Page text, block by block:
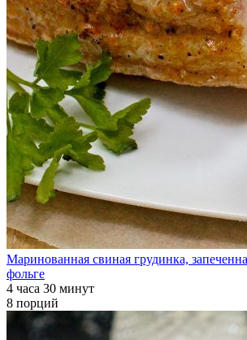
Маринованная свиная грудинка,
фольге
4 часа 30 минут
8 порций